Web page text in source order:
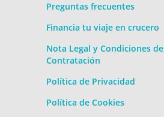
Preguntas frecuentes
Financia tu viaje en crucero
Nota Legal y Condiciones de
Contratación
Política de Privacidad
Política de Cookies